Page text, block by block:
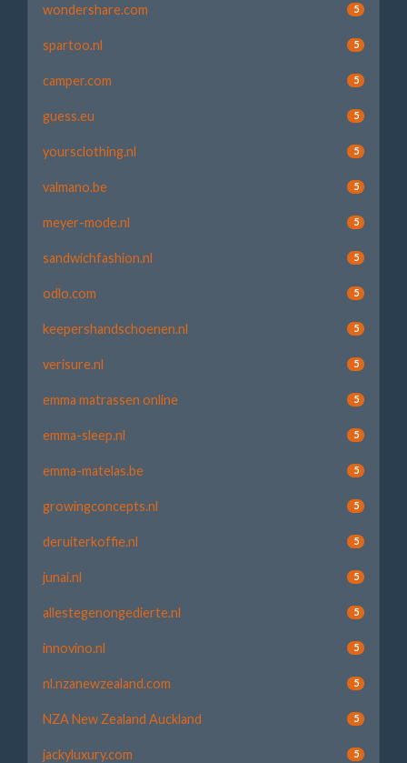
wondershare.com 5
spartoo.nl 5
camper.com 5
guess.eu 5
yoursclothing.nl 5
valmano.be 5
meyer-mode.nl 5
sandwichfashion.nl 5
odlo.com 5
keepershandschoenen.nl 5
verisure.nl 5
emma matrassen online 5
emma-sleep.nl 5
emma-matelas.be 5
growingconcepts.nl 5
deruiterkoffie.nl 5
junai.nl 5
allestegenongedierte.nl 5
innovino.nl 5
nl.nzanewzealand.com 5
NZA New Zealand Auckland 5
jackyluxury.com 5